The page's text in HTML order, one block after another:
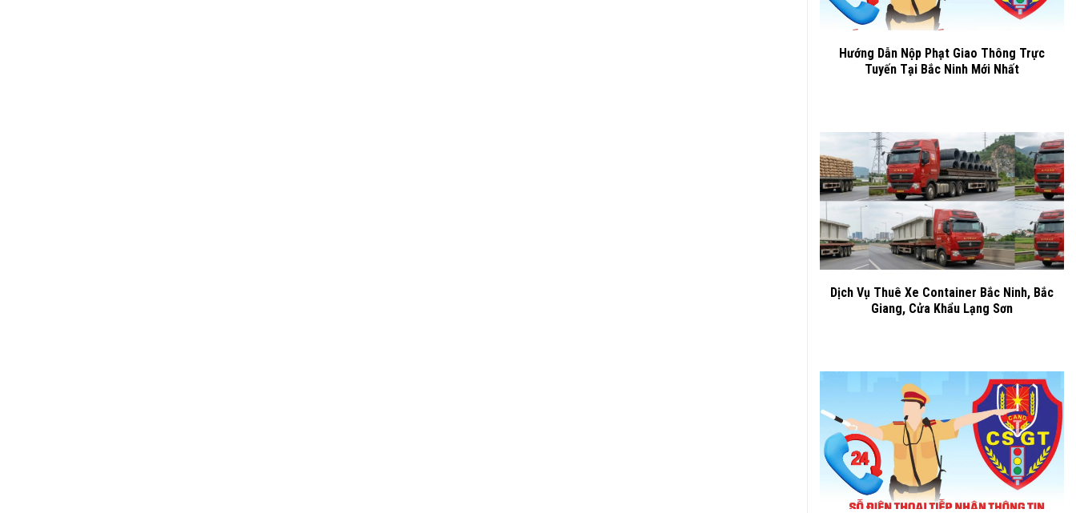
Hướng Dẫn Nộp Phạt Giao Thông Trực
Tuyến Tại Bắc Ninh Mới Nhất
Dịch Vụ Thuê Xe Container Bắc Ninh, Bắc
Giang, Cửa Khẩu Lạng Sơn